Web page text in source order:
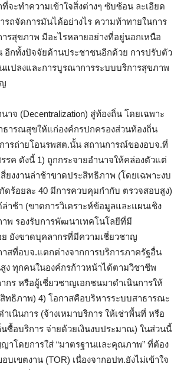
จะทำความเข้าใจสิ่งต่างๆ ซับซ้อน ละเอียด
รถจัดการมันได้อย่างไร ความท้าทายในการ
รสุขภาพ มีอะไรหลายอย่างที่อยู่นอกเหนือ
อีกทั้งปัจจัยด้านประชาชนอีกด้วย การปรับตัว
แปลงและการบูรณาการระบบบริการสุขภาพ
าจ (Decentralization) สู่ท้องถิ่น โดยเฉพาะ
ธารณสุขให้แก่องค์กรปกครองส่วนท้องถิ่น
ารถ่ายโอนรพสต.นั้น สถานการณ์ของอบจ.ที่
รค ดังนี้ 1) ถูกกระจายอำนาจให้คล่องตัวแต่
ยงงานล่าช้าขาดประสิทธิภาพ (โดยเฉพาะงบ
ดร้อยละ 40 มีการควบคุมกำกับ ตรวจสอบสูง)
าช้า (ขาดการวิเคราะห์ข้อมูลและแผนเชิง
พ รองรับการพัฒนาเทคโนโลยีที่มี
ยังขาดบุคลากรที่มีความเชี่ยวชาญ
สที่อบจ.แตกต่างจากการบริการภาครัฐอื่น
ง ทุกคนในองค์กรก้าวหน้าได้ตามวิชาชีพ
กร หรือผู้เชี่ยวชาญเอกชนมาดำเนินการให้
ทธิภาพ) 4) โอกาสคือบริหารระบบสาธารณะ
เนินการ (จ้างเหมาบริการ ให้เช่าพื้นที่ หรือ
ซื้อบริการ จ่ายด้วยเงินงบประมาณ) ในส่วนนี้
าโดยการใส่ “มาตรฐานและคุณภาพ” ที่ต้อง
บเขตงาน (TOR) เนื่องจากอปท.ยังไม่เข้าใจ